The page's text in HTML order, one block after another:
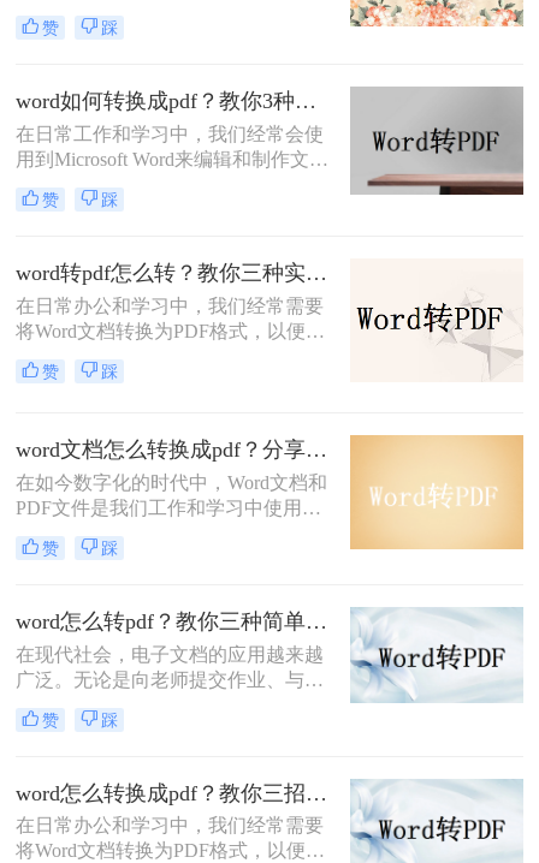
等各种文档。然而，在某些情况下，
为了确保文档的格式和内容的稳定
看，我们可能需要将Word文档转换为
PDF文件。本文将为您详细介绍word
文档怎么转pdf的几种方法。
赞 踩
word如何转换成pdf？教你3种方法轻松完成转换！
​在日常工作和学习中，我们经常会使
用到Microsoft Word来编辑和制作文
档。然而，有时我们需要将Word文档
转换为PDF格式，以确保文档的格式
一致。本文将为您详细介绍word如何
转换成pdf的几种方法。
赞 踩
word转pdf怎么转？教你三种实用的转PDF方法！
在日常办公和学习中，我们经常需要
将Word文档转换为PDF格式，以便更
好地分享、保存和打印。PDF格式具
有跨平台兼容性和不易被篡改的特
文将详细介绍Word转PDF的转换步
骤，并分享一些实用技巧，帮助大家
轻松完成转换过程。
赞 踩
word文档怎么转换成pdf？分享3种方法轻松实现！
在如今数字化的时代中，Word文档和
PDF文件是我们工作和学习中使用最
广泛的文件格式之一。而有时，我们
可能需要将Word文档转换为PDF格
读。那么word文档怎么转换成pdf呢？
本文将为您详细介绍几种将Word文档
转换为PDF的方法，让您轻松完成转
换任务。
赞 踩
word怎么转pdf？教你三种简单实用的转换方法！
在现代社会，电子文档的应用越来越
广泛。无论是向老师提交作业、与同
事分享文件还是发布文章，我们经常
需要将Word文档转换为PDF格式。那
介绍三种简单快速的方法。
赞 踩
word怎么转换成pdf？教你三招快速搞定！
在日常办公和学习中，我们经常需要
将Word文档转换为PDF格式，以便于